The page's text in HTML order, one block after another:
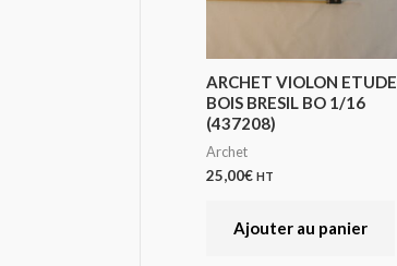
ARCHET VIOLON ETUDE
BOIS BRESIL BO 1/16
(437208)
Archet
25,00€ HT
Ajouter au panier